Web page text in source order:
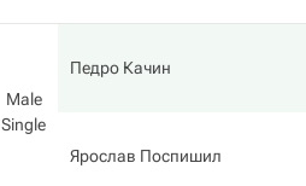
Male
Single
Педро Качин
Ярослав Поспишил